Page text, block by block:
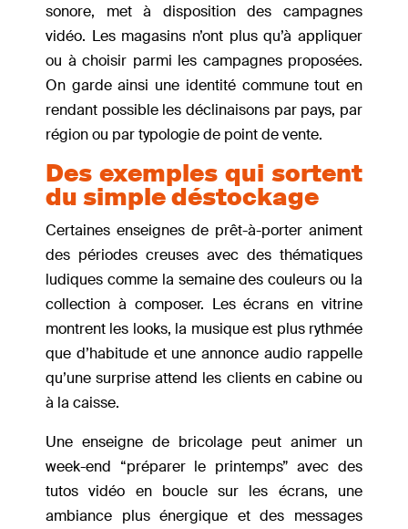
sonore, met à disposition des campagnes
vidéo. Les magasins n’ont plus qu’à appliquer
ou à choisir parmi les campagnes proposées.
On garde ainsi une identité commune tout en
rendant possible les déclinaisons par pays, par
région ou par typologie de point de vente.
Des exemples qui sortent
du simple déstockage
Certaines enseignes de prêt-à-porter animent
des périodes creuses avec des thématiques
ludiques comme la semaine des couleurs ou la
collection à composer. Les écrans en vitrine
montrent les looks, la musique est plus rythmée
que d’habitude et une annonce audio rappelle
qu’une surprise attend les clients en cabine ou
à la caisse.
Une enseigne de bricolage peut animer un
week-end “préparer le printemps” avec des
tutos vidéo en boucle sur les écrans, une
ambiance plus énergique et des messages